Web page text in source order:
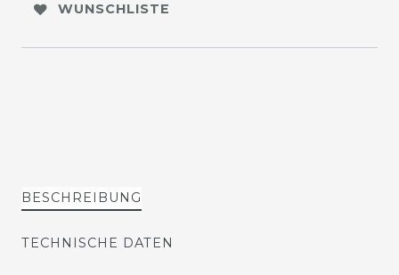
WUNSCHLISTE
BESCHREIBUNG
TECHNISCHE DATEN